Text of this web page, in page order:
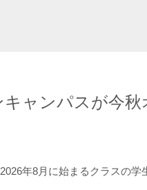
キャンパスが今
年8月に始まるクラスの学